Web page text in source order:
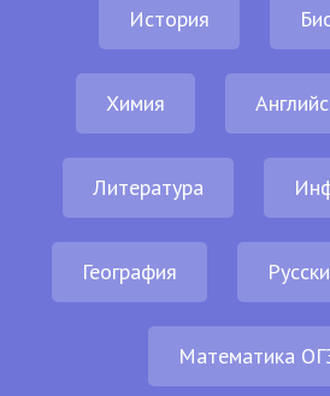
История
Химия
Литература
География
Математика